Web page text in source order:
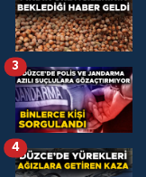
3
4